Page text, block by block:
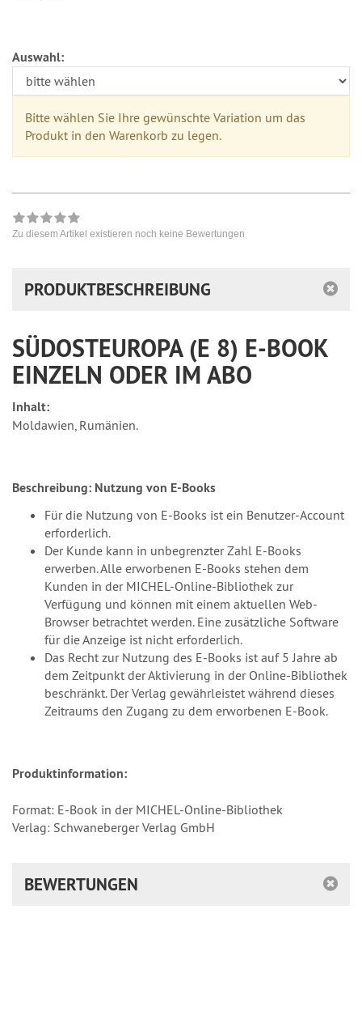
Auswahl:
Bitte wählen Sie Ihre gewünschte Variation um das
Produkt in den Warenkorb zu legen.
Zu diesem Artikel existieren noch keine Bewertungen
PRODUKTBESCHREIBUNG
SÜDOSTEUROPA (E 8) E-BOOK
EINZELN ODER IM ABO
Inhalt:
Moldawien, Rumänien.
Beschreibung: Nutzung von E-Books
Für die Nutzung von E-Books ist ein Benutzer-Account
erforderlich.
Der Kunde kann in unbegrenzter Zahl E-Books
erwerben. Alle erworbenen E-Books stehen dem
Kunden in der MICHEL-Online-Bibliothek zur
Verfügung und können mit einem aktuellen Web-
Browser betrachtet werden. Eine zusätzliche Software
für die Anzeige ist nicht erforderlich.
Das Recht zur Nutzung des E-Books ist auf 5 Jahre ab
dem Zeitpunkt der Aktivierung in der Online-Bibliothek
beschränkt. Der Verlag gewährleistet während dieses
Zeitraums den Zugang zu dem erworbenen E-Book.
Produktinformation:
Format: E-Book in der MICHEL-Online-Bibliothek
Verlag: Schwaneberger Verlag GmbH
BEWERTUNGEN